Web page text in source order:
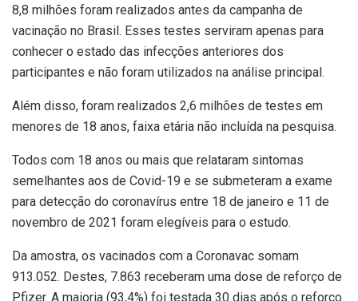
8,8 milhões foram realizados antes da campanha de
vacinação no Brasil. Esses testes serviram apenas para
conhecer o estado das infecções anteriores dos
participantes e não foram utilizados na análise principal.
Além disso, foram realizados 2,6 milhões de testes em
menores de 18 anos, faixa etária não incluída na pesquisa.
Todos com 18 anos ou mais que relataram sintomas
semelhantes aos de Covid-19 e se submeteram a exame
para detecção do coronavírus entre 18 de janeiro e 11 de
novembro de 2021 foram elegíveis para o estudo.
Da amostra, os vacinados com a Coronavac somam
913.052. Destes, 7.863 receberam uma dose de reforço de
Pfizer. A maioria (93,4%) foi testada 30 dias após o reforço.